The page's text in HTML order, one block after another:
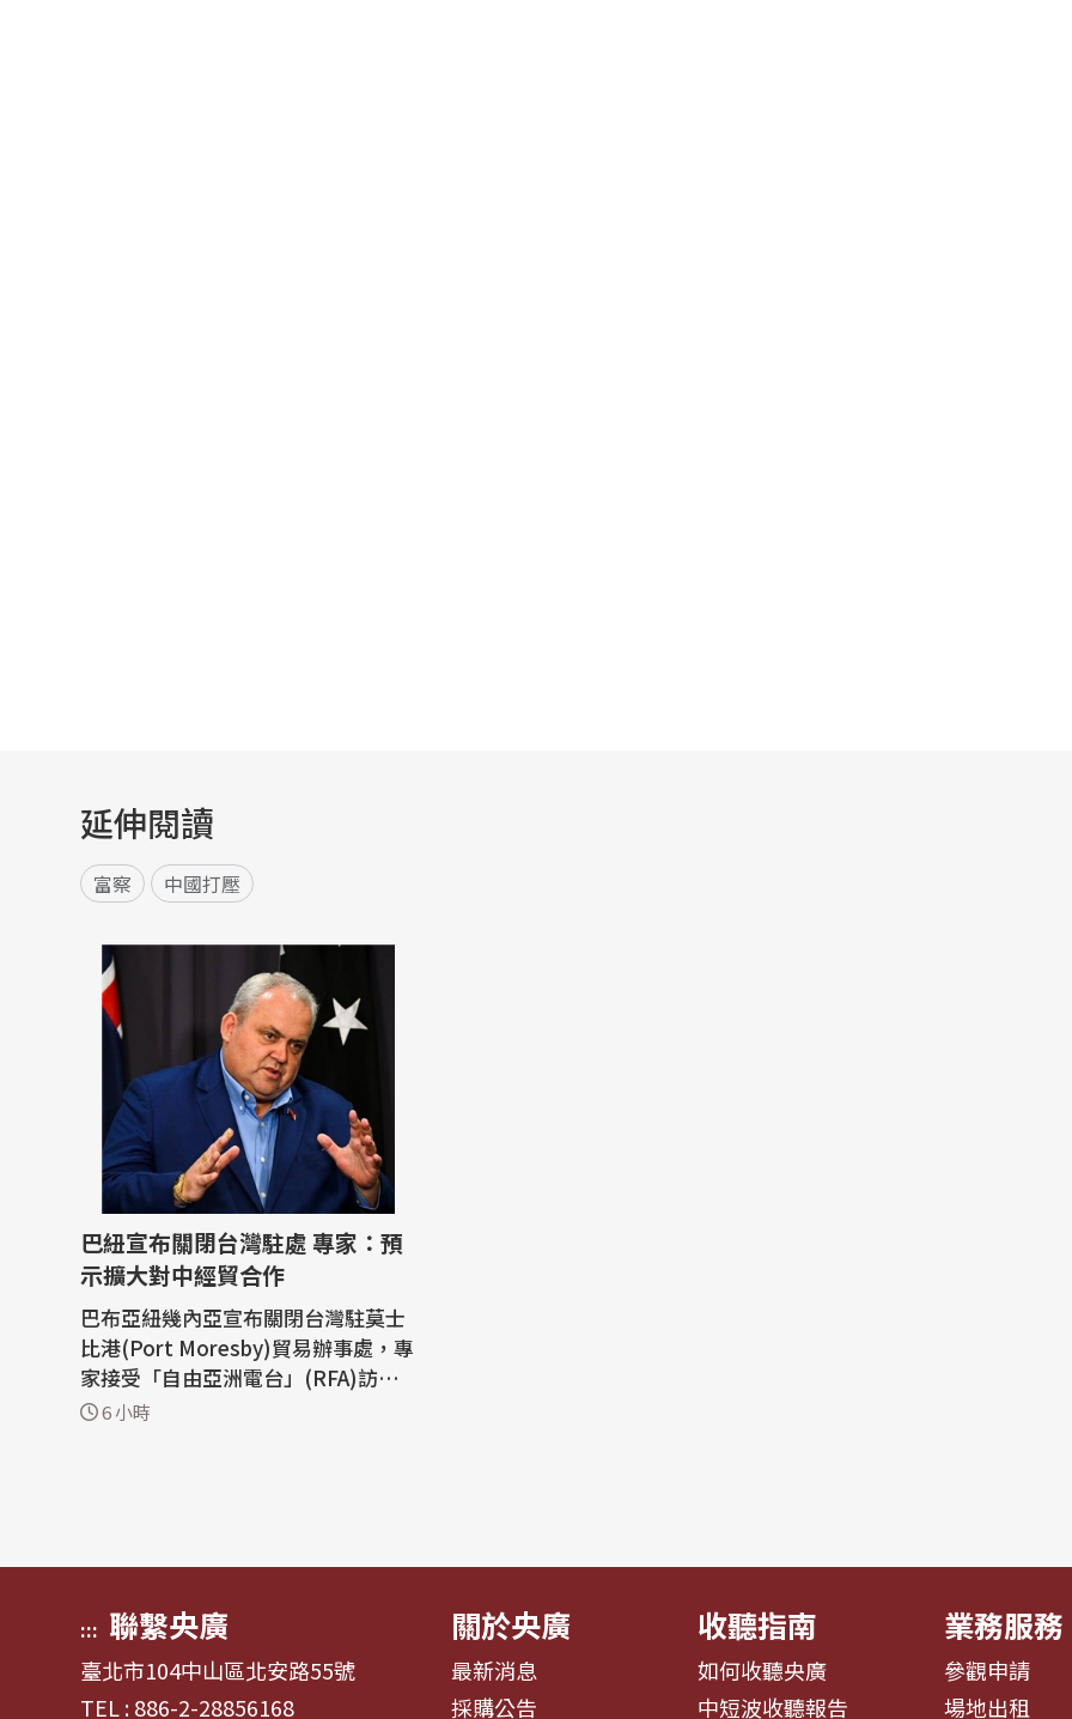
延伸閱讀
富察 中國打壓
巴紐宣布關閉台灣駐處 專家：預
示擴大對中經貿合作
巴布亞紐幾內亞宣布關閉台灣駐莫士
比港(Port Moresby)貿易辦事處，專
家接受「自由亞洲電台」(RFA)訪問
時指出，從外交角度來看令人費解，
6 小時
::: 聯繫央廣
臺北市104中山區北安路55號
TEL : 886-2-28856168
關於央廣
最新消息
採購公告
收聽指南
如何收聽央廣
中短波收聽報告
業務服務
參觀申請
場地出租